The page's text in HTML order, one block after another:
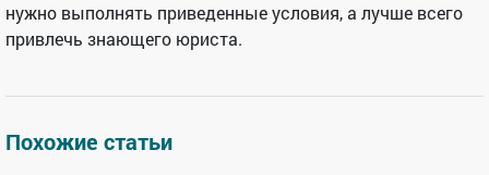
нужно выполнять приведенные условия, а лучше всего
привлечь знающего юриста.
Похожие статьи